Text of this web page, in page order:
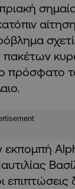
πρόσφατο
εκπομπή